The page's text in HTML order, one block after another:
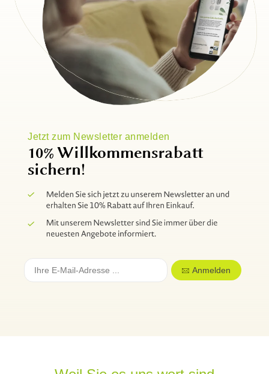
Jetzt zum Newsletter anmelden
10% Willkommensrabatt
sichern!
Anmelden